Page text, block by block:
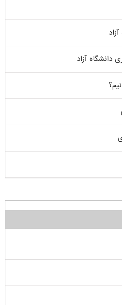
دانشگاه آزاد